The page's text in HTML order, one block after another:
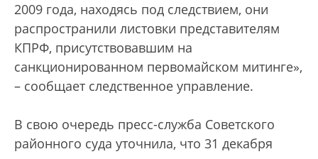
2009 года, находясь под следствием, они
распространили листовки представителям
КПРФ, присутствовавшим на
санкционированном первомайском митинге»,
– сообщает следственное управление.
В свою очередь пресс-служба Советского
районного суда уточнила, что 31 декабря